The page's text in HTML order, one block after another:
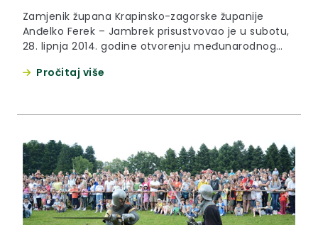
Zamjenik župana Krapinsko-zagorske županije
Anđelko Ferek – Jambrek prisustvovao je u subotu,
28. lipnja 2014. godine otvorenju međunarodnog
umjetničko društvo ”Matija Gubec“ iz Gornje
Pročitaj više